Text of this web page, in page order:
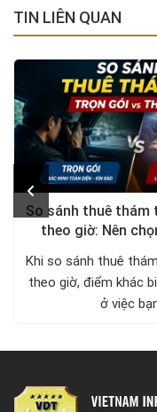
TIN LIÊN QUAN
So sánh thuê
theo giờ: Nên
Khi so sánh thuê
theo giờ, điểm khác
ở việc